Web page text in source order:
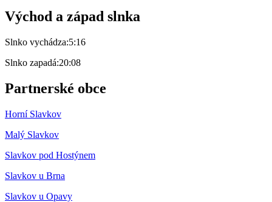
Východ a západ slnka
Slnko vychádza:5:16
Slnko zapadá:20:08
Partnerské obce
Horní Slavkov
Malý Slavkov
Slavkov pod Hostýnem
Slavkov u Brna
Slavkov u Opavy